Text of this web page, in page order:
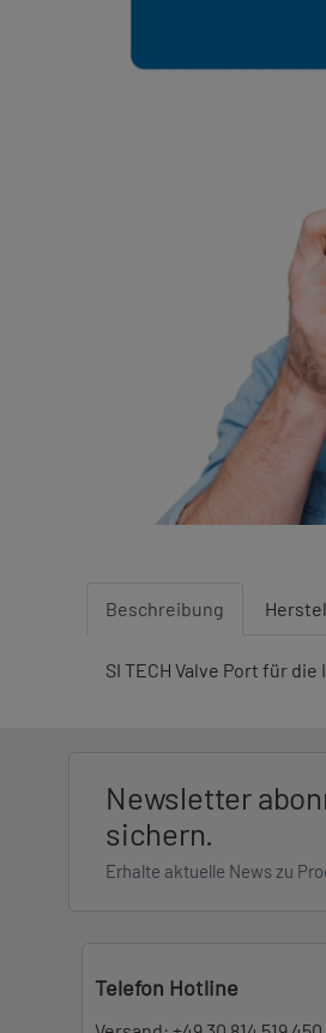
Beschreibung
SI TECH Valve Port für
Newsletter
sichern.
Erhalte aktuelle News zu
Telefon Hotline